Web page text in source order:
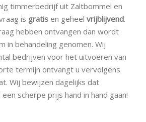
timmerbedrijf uit Zaltbommel en
is gratis en geheel vrijblijvend.
hebben ontvangen dan wordt
in behandeling genomen. Wij
bedrijven voor het uitvoeren van
termijn ontvangt u vervolgens
Wij bewijzen dagelijks dat
scherpe prijs hand in hand gaan!